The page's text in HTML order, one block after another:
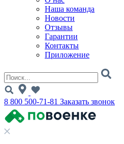
Наша команда
Новости
Отзывы
Гарантии
Контакты
Приложение
8 800 500-71-81 Заказать звонок